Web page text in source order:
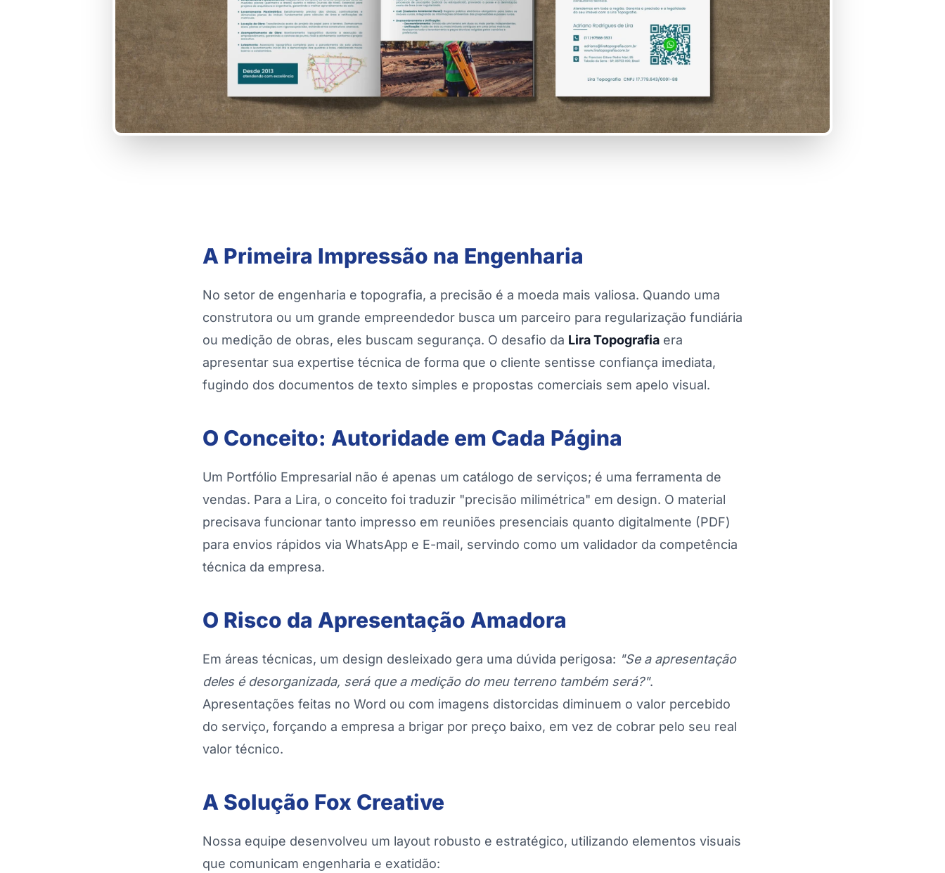
A Primeira Impressão na Engenharia
No setor de engenharia e topografia, a precisão é a moeda mais valiosa. Quando uma
construtora ou um grande empreendedor busca um parceiro para regularização fundiária
ou medição de obras, eles buscam segurança. O desafio da Lira Topografia era
apresentar sua expertise técnica de forma que o cliente sentisse confiança imediata,
fugindo dos documentos de texto simples e propostas comerciais sem apelo visual.
O Conceito: Autoridade em Cada Página
Um Portfólio Empresarial não é apenas um catálogo de serviços; é uma ferramenta de
vendas. Para a Lira, o conceito foi traduzir "precisão milimétrica" em design. O material
precisava funcionar tanto impresso em reuniões presenciais quanto digitalmente (PDF)
para envios rápidos via WhatsApp e E-mail, servindo como um validador da competência
técnica da empresa.
O Risco da Apresentação Amadora
Em áreas técnicas, um design desleixado gera uma dúvida perigosa: "Se a apresentação
deles é desorganizada, será que a medição do meu terreno também será?".
Apresentações feitas no Word ou com imagens distorcidas diminuem o valor percebido
do serviço, forçando a empresa a brigar por preço baixo, em vez de cobrar pelo seu real
valor técnico.
A Solução Fox Creative
Nossa equipe desenvolveu um layout robusto e estratégico, utilizando elementos visuais
que comunicam engenharia e exatidão: